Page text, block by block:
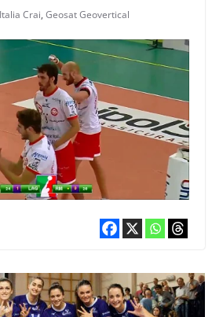
Crai, Geosat Geovertical